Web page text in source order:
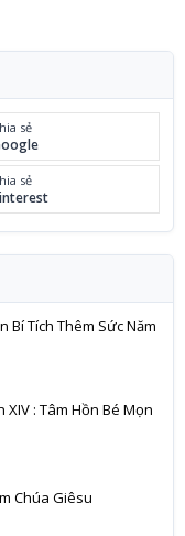
sẻ
sẻ
Bí Tích Thêm Sức Năm
: Tâm Hồn Bé Mọn
Chúa Giêsu